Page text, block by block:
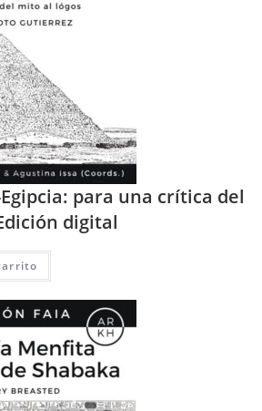
para una crítica del
digital